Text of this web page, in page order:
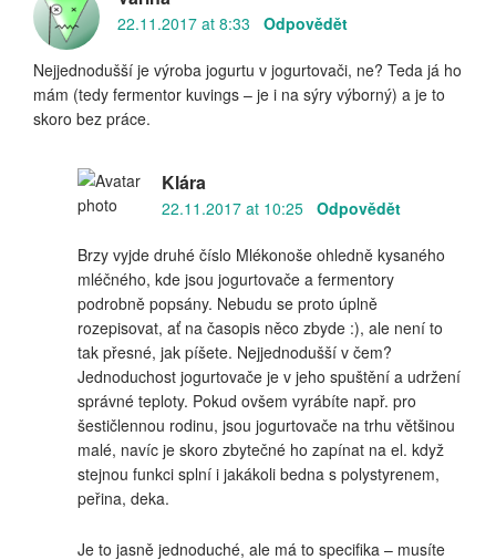
22.11.2017 at 8:33 Odpovědět
Nejjednodušší je výroba jogurtu v jogurtovači, ne? Teda já ho
mám (tedy fermentor kuvings – je i na sýry výborný) a je to
skoro bez práce.
Klára
22.11.2017 at 10:25 Odpovědět
Brzy vyjde druhé číslo Mlékonoše ohledně kysaného
mléčného, kde jsou jogurtovače a fermentory
podrobně popsány. Nebudu se proto úplně
rozepisovat, ať na časopis něco zbyde :), ale není to
tak přesné, jak píšete. Nejjednodušší v čem?
Jednoduchost jogurtovače je v jeho spuštění a udržení
správné teploty. Pokud ovšem vyrábíte např. pro
šestičlennou rodinu, jsou jogurtovače na trhu většinou
malé, navíc je skoro zbytečné ho zapínat na el. když
stejnou funkci splní i jakákoli bedna s polystyrenem,
peřina, deka.
Je to jasně jednoduché, ale má to specifika – musíte